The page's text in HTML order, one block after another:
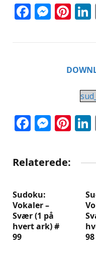
Relaterede:
Sudoku:
Vokaler –
Svær (1 på
hvert ark) #
99
98